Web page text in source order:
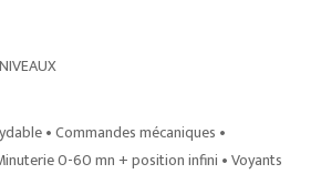
• Commandes mécaniques •
0-60 mn + position infini • Voyants